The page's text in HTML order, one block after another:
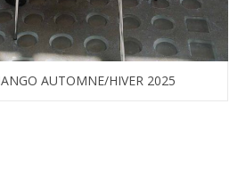
AUTOMNE/HIVER 2025